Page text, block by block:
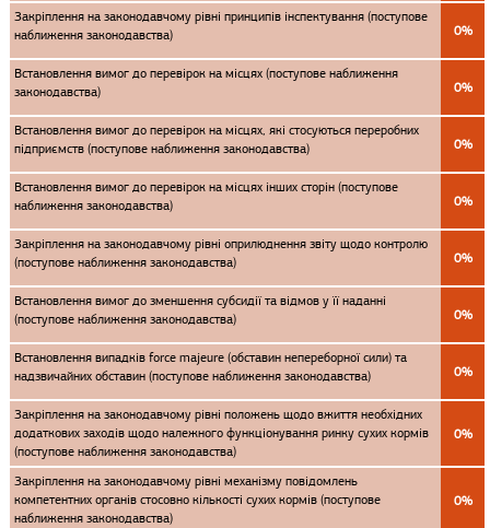
Закріплення на законодавчому рівні принципів інспектування (поступове
наближення законодавства)
0%
Встановлення вимог до перевірок на місцях (поступове наближення
законодавства)
0%
Встановлення вимог до перевірок на місцях, які стосуються переробних
підприємств (поступове наближення законодавства)
0%
Встановлення вимог до перевірок на місцях інших сторін (поступове
наближення законодавства)
0%
Закріплення на законодавчому рівні оприлюднення звіту щодо контролю
(поступове наближення законодавства)
0%
Встановлення вимог до зменшення субсидії та відмов у її наданні
(поступове наближення законодавства)
0%
Встановлення випадків force majeure (обставин непереборної сили) та
надзвичайних обставин (поступове наближення законодавства)
0%
Закріплення на законодавчому рівні положень щодо вжиття необхідних
додаткових заходів щодо належного функціонування ринку сухих кормів
(поступове наближення законодавства)
0%
Закріплення на законодавчому рівні механізму повідомлень
компетентних органів стосовно кількості сухих кормів (поступове
наближення законодавства)
0%